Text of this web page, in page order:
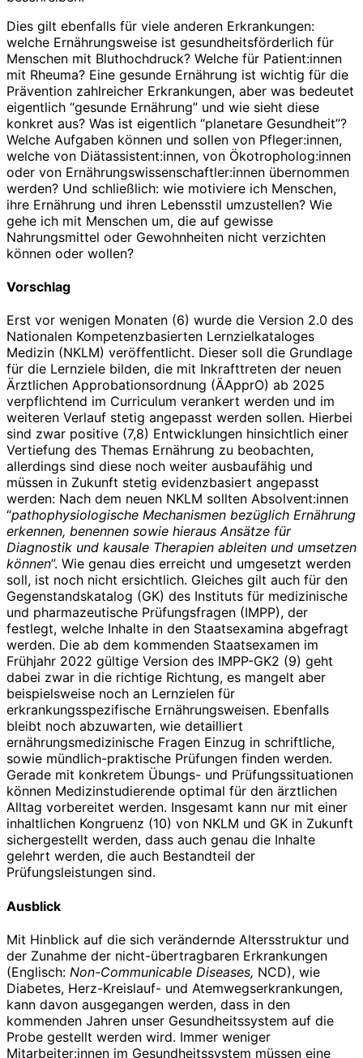
Dies gilt ebenfalls für viele anderen Erkrankungen:
welche Ernährungsweise ist gesundheitsförderlich für
Menschen mit Bluthochdruck? Welche für Patient:innen
mit Rheuma? Eine gesunde Ernährung ist wichtig für die
Prävention zahlreicher Erkrankungen, aber was bedeutet
eigentlich “gesunde Ernährung” und wie sieht diese
konkret aus? Was ist eigentlich “planetare Gesundheit”?
Welche Aufgaben können und sollen von Pfleger:innen,
welche von Diätassistent:innen, von Ökotropholog:innen
oder von Ernährungswissenschaftler:innen übernommen
werden? Und schließlich: wie motiviere ich Menschen,
ihre Ernährung und ihren Lebensstil umzustellen? Wie
gehe ich mit Menschen um, die auf gewisse
Nahrungsmittel oder Gewohnheiten nicht verzichten
können oder wollen?
Vorschlag
Erst vor wenigen Monaten (6) wurde die Version 2.0 des
Nationalen Kompetenzbasierten Lernzielkataloges
Medizin (NKLM) veröffentlicht. Dieser soll die Grundlage
für die Lernziele bilden, die mit Inkrafttreten der neuen
Ärztlichen Approbationsordnung (ÄApprO) ab 2025
verpflichtend im Curriculum verankert werden und im
weiteren Verlauf stetig angepasst werden sollen. Hierbei
sind zwar positive (7,8) Entwicklungen hinsichtlich einer
Vertiefung des Themas Ernährung zu beobachten,
allerdings sind diese noch weiter ausbaufähig und
müssen in Zukunft stetig evidenzbasiert angepasst
werden: Nach dem neuen NKLM sollten Absolvent:innen
“pathophysiologische Mechanismen bezüglich Ernährung
erkennen, benennen sowie hieraus Ansätze für
Diagnostik und kausale Therapien ableiten und umsetzen
können”. Wie genau dies erreicht und umgesetzt werden
soll, ist noch nicht ersichtlich. Gleiches gilt auch für den
Gegenstandskatalog (GK) des Instituts für medizinische
und pharmazeutische Prüfungsfragen (IMPP), der
festlegt, welche Inhalte in den Staatsexamina abgefragt
werden. Die ab dem kommenden Staatsexamen im
Frühjahr 2022 gültige Version des IMPP-GK2 (9) geht
dabei zwar in die richtige Richtung, es mangelt aber
beispielsweise noch an Lernzielen für
erkrankungsspezifische Ernährungsweisen. Ebenfalls
bleibt noch abzuwarten, wie detailliert
ernährungsmedizinische Fragen Einzug in schriftliche,
sowie mündlich-praktische Prüfungen finden werden.
Gerade mit konkretem Übungs- und Prüfungssituationen
können Medizinstudierende optimal für den ärztlichen
Alltag vorbereitet werden. Insgesamt kann nur mit einer
inhaltlichen Kongruenz (10) von NKLM und GK in Zukunft
sichergestellt werden, dass auch genau die Inhalte
gelehrt werden, die auch Bestandteil der
Prüfungsleistungen sind.
Ausblick
Mit Hinblick auf die sich verändernde Altersstruktur und
der Zunahme der nicht-übertragbaren Erkrankungen
(Englisch: Non-Communicable Diseases, NCD), wie
Diabetes, Herz-Kreislauf- und Atemwegserkrankungen,
kann davon ausgegangen werden, dass in den
kommenden Jahren unser Gesundheitssystem auf die
Probe gestellt werden wird. Immer weniger
Mitarbeiter:innen im Gesundheitssystem müssen eine